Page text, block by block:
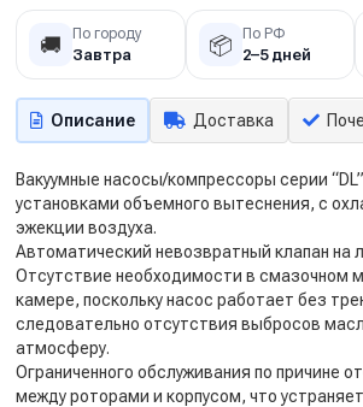
🚚 По городу
Завтра 📦 По РФ
2–5 дней
Описание Доставка
Вакуумные насосы/компрессоры серии
установками объемного вытеснения, с
эжекции воздуха.
Автоматический невозвратный клапан на
Отсутствие необходимости в смазочном
камере, поскольку насос работает без
следовательно отсутствия выбросов
атмосферу.
Ограниченного обслуживания по причине
между роторами и корпусом, что